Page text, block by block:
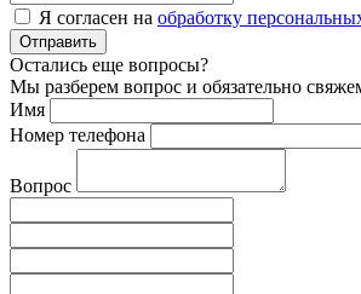
Я согласен на обработку
Отправить
Остались еще вопросы?
Мы разберем вопрос и обязательно
Имя
Номер телефона
Вопрос